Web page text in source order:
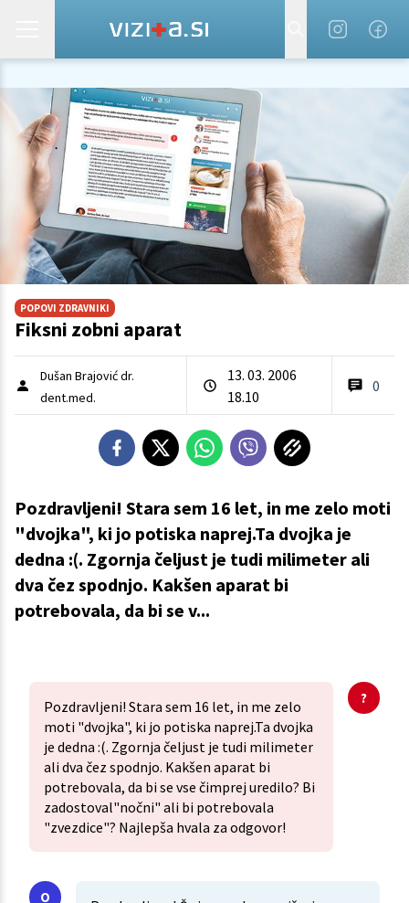
POPOVI ZDRAVNIKI
Fiksni zobni aparat
Dušan Brajović dr.
dent.med.
13. 03. 2006
18.10
0
Pozdravljeni! Stara sem 16 let, in me zelo moti
"dvojka", ki jo potiska naprej.Ta dvojka je
dedna :(. Zgornja čeljust je tudi milimeter ali
dva čez spodnjo. Kakšen aparat bi
potrebovala, da bi se v...
Pozdravljeni! Stara sem 16 let, in me zelo
moti "dvojka", ki jo potiska naprej.Ta dvojka
je dedna :(. Zgornja čeljust je tudi milimeter
ali dva čez spodnjo. Kakšen aparat bi
potrebovala, da bi se vse čimprej uredilo? Bi
zadostoval"nočni" ali bi potrebovala
"zvezdice"? Najlepša hvala za odgovor!